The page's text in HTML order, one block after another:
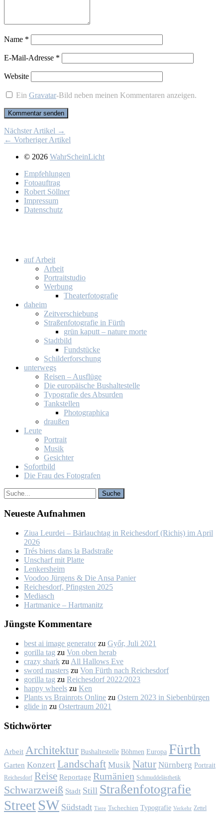
Name *
E-Mail-Adresse *
Website
EinGravatar-Bild neben meinen Kommentaren anzeigen.
Nächster Artikel →
← Vorheriger Artikel
© 2026 WahrScheinLicht
Emp­feh­lun­gen
Fo­to­auf­trag
Ro­bert Söll­ner
Im­pres­sum
Da­ten­schutz
auf Ar­beit
Ar­beit
Por­trait­stu­dio
Wer­bung
Thea­ter­fo­to­gra­fie
da­heim
Zeit­ver­schie­bung
Stra­ßen­fo­to­gra­fie in Fürth
grün ka­putt – na­tu­re mor­te
Stadt­bild
Fund­stü­cke
Schil­der­for­schung
un­ter­wegs
Rei­sen – Aus­flü­ge
Die eu­ro­päi­sche Bus­hal­te­stel­le
Ty­po­gra­fie des Ab­sur­den
Tank­stel­len
Pho­to­gra­phi­ca
drau­ßen
Leu­te
Por­trait
Mu­sik
Ge­sich­ter
So­fort­bild
Die Frau des Fo­to­gra­fen
Neu­es­te Auf­nah­men
Ziua Leur­dei – Bär­lauch­tag in Rei­ches­dorf (Ri­chiș) im April
2026
Trés biens dans la Bad­stra­ße
Un­scharf mit Plat­te
Len­kers­heim
Voo­doo Jür­gens & Die An­sa Pa­nier
Rei­ches­dorf, Pfings­ten 2025
Me­dia­sch
Hart­ma­nice – Hart­ma­nitz
Jüngs­te Kom­men­ta­re
best ai image generator zu Győr, Ju­li 2021
gorilla tag zu Von oben her­ab
crazy shark zu All Hal­lows Eve
sword masters zu Von Fürth nach Rei­ches­dorf
gorilla tag zu Rei­ches­dorf 2022/2023
happy wheels zu Ken
Plants vs Brainrots Online zu Os­tern 2023 in Sie­ben­bür­gen
glide in zu Os­ter­traum 2021
Stich­wör­ter
Arbeit Architektur Bushaltestelle Böhmen Europa Fürth
Garten Konzert Landschaft Musik Natur Nürnberg Portrait
Reichesdorf Reise Reportage Rumänien Schmuddelästhetik
Schwarzweiß Stadt Still Straßenfotografie
Street SW Südstadt Tiere Tschechien Typografie Verkehr Zettel